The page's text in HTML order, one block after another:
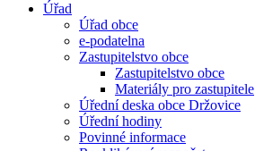
Úřad
Úřad obce
e-podatelna
Zastupitelstvo obce
Zastupitelstvo obce
Materiály pro zastupitele
Úřední deska obce Držovice
Úřední hodiny
Povinné informace